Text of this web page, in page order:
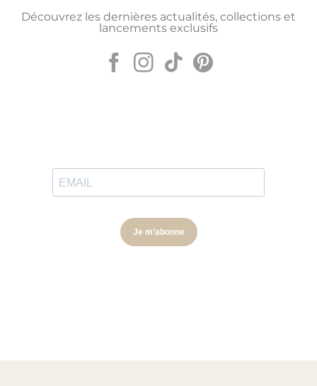
Découvrez les dernières actualités, collections et
lancements exclusifs